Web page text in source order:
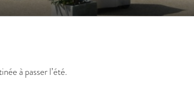
à passer l’été.